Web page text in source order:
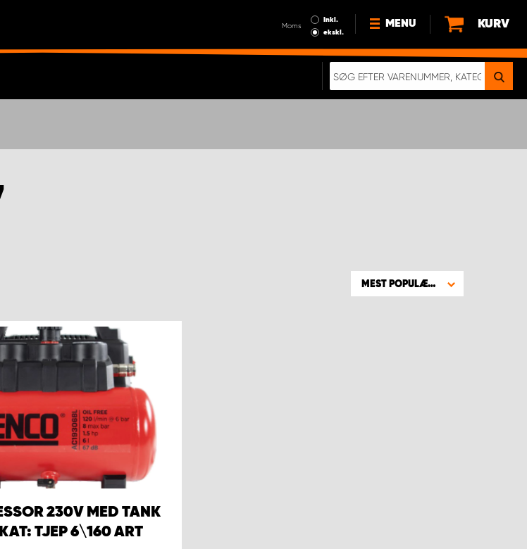
Moms
Inkl.
ekskl.
MENU
HVORFOR VÆLGE WORK
KURV
MEST POPULÆRE
230V MED TANK
TJEP 6\160 ART